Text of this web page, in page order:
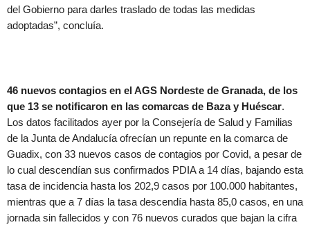
del Gobierno para darles traslado de todas las medidas
adoptadas”, concluía.
46 nuevos contagios en el AGS Nordeste de Granada, de los
que 13 se notificaron en las comarcas de Baza y Huéscar.
Los datos facilitados ayer por la Consejería de Salud y Familias
de la Junta de Andalucía ofrecían un repunte en la comarca de
Guadix, con 33 nuevos casos de contagios por Covid, a pesar de
lo cual descendían sus confirmados PDIA a 14 días, bajando esta
tasa de incidencia hasta los 202,9 casos por 100.000 habitantes,
mientras que a 7 días la tasa descendía hasta 85,0 casos, en una
jornada sin fallecidos y con 76 nuevos curados que bajan la cifra